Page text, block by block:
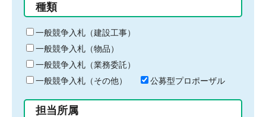
る
キ
ー
ワ
ー
ド
入
種類
一般競争入札（建設工事）
一般競争入札（物品）
一般競争入札（業務委託）
一般競争入札（その他）
公募型プロポーザル
担当所属